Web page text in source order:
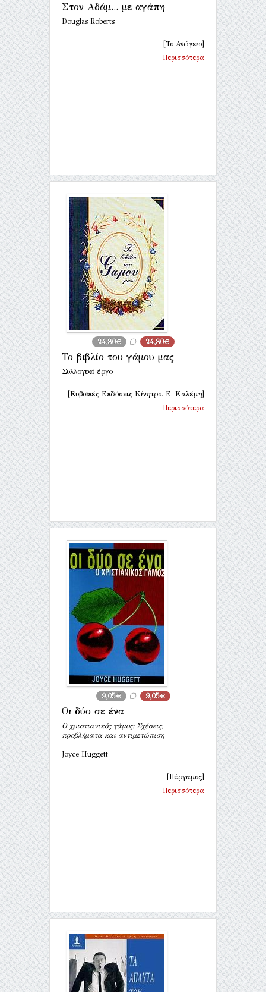
Στον Αδάμ... με αγάπη
Douglas Roberts
[Το Ανώγειο]
Περισσότερα
24,80€ 24,80€
Το βιβλίο του γάμου μας
Συλλογικό έργο
[Ευβοϊκές Εκδόσεις Κίνητρο. Ε. Καλέμη]
Περισσότερα
9,05€ 9,05€
Οι δύο σε ένα
Ο χριστιανικός γάμος: Σχέσεις,
προβλήματα και αντιμετώπιση
Joyce Huggett
[Πέργαμος]
Περισσότερα